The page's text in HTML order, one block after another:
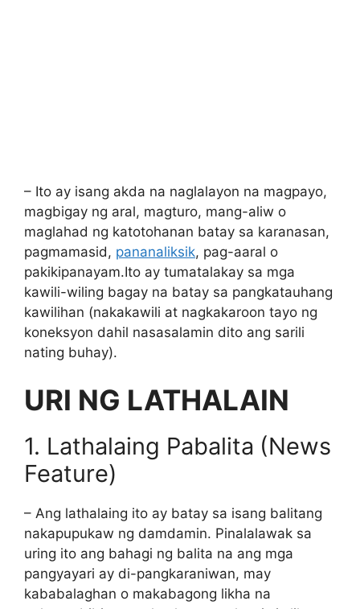
– Ito ay isang akda na naglalayon na magpayo,
magbigay ng aral, magturo, mang-aliw o
maglahad ng katotohanan batay sa karanasan,
pagmamasid, pananaliksik, pag-aaral o
pakikipanayam.Ito ay tumatalakay sa mga
kawili-wiling bagay na batay sa pangkatauhang
kawilihan (nakakawili at nagkakaroon tayo ng
koneksyon dahil nasasalamin dito ang sarili
nating buhay).
URI NG LATHALAIN
1. Lathalaing Pabalita (News
Feature)
– Ang lathalaing ito ay batay sa isang balitang
nakapupukaw ng damdamin. Pinalalawak sa
uring ito ang bahagi ng balita na ang mga
pangyayari ay di-pangkaraniwan, may
kababalaghan o makabagong likha na